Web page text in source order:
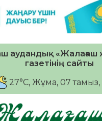
аудандық
газетінің сайты
27°C, Жұма, 07 тамыз,